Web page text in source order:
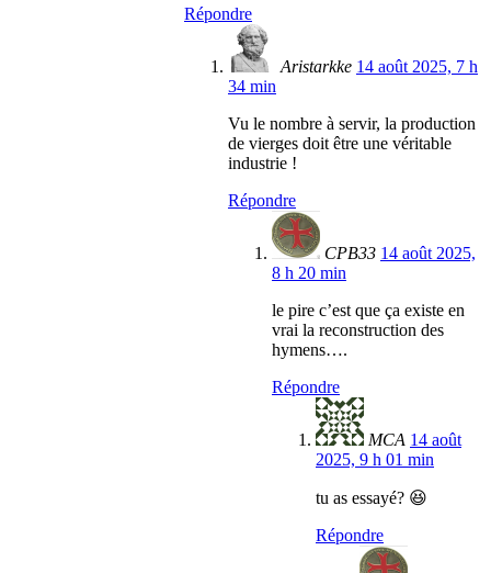
Répondre
Aristarkke 14 août 2025, 7 h
34 min
Vu le nombre à servir, la production
de vierges doit être une véritable
industrie !
Répondre
CPB33 14 août 2025,
8 h 20 min
le pire c’est que ça existe en
vrai la reconstruction des
hymens….
Répondre
MCA 14 août
2025, 9 h 01 min
tu as essayé? 😆
Répondre